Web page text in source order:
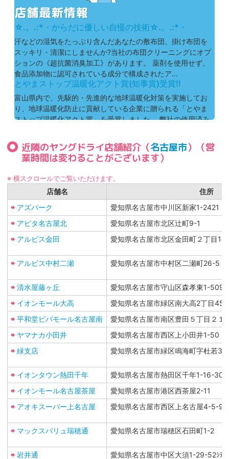
☆.。.:*・からだに優しい自慢の技術☆.。.:*・
汗などの湿気をたっぷり含んだあなたの敷布団、掛け布団を
スッキリ・清潔にしませんか?当社の布団クリーニングにオプ
ションの《超抗菌消臭加工》があります。 薬剤を使用せず、
食品添加物に認可されている成分で構成されたア...
とやまストップ温暖化アクト賞(知事賞)受賞!!
富山県内で、先駆的・先進的な地球温暖化対策を実施してお
り、地球温暖化防止に貢献している企業に贈られる「とやま
ストップ温暖化アクト賞」を受賞しました。 弊社の使用済み
近隣のヤングドライ店舗紹介（名古屋市）（営
業時間は変わることがございます）
※ 横スクロールでご覧いただけます。
店舗名
住所
アズパーク
愛知県名古屋市中川区新家1-2421
アピタ名古屋北
愛知県名古屋市北区辻町9-1
アルビス金田
愛知県名古屋市北区金田町２丁目
アルビス中村二瀬 愛知県名古屋市中村区二瀬町26-5
清水屋藤ヶ丘
愛知県名古屋市守山区森孝東1-509
イオンモール大高
愛知県名古屋市緑区南大高2丁目
平和堂ビバモール名古屋南
愛知県名古屋市南区豊田５丁目２１
ヤマナカ小田井
愛知県名古屋市西区上小田井1-50
緑支店
愛知県名古屋市緑区鳴海町字杜若
イオンタウン熱田千年
愛知県名古屋市熱田区千年1-16-30
イオンモール名古屋茶屋
愛知県名古屋市港区西茶屋2-11
アオキスーパー上名古屋
愛知県名古屋市西区上名古屋4-5-9
マックスバリュ瑞穂通 愛知県名古屋市瑞穂区石田町1-2
岩井通 愛知県名古屋市中区大須1-29-52ｼﾃｨ